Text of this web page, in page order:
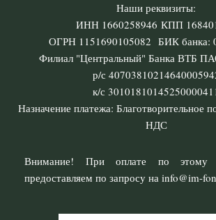
Наши реквизиты:
ИНН 1660258946 КПП
ОГРН 1151690105082 БИК банка:
Филиал "Центральный" Банка ВТБ
р/с
к/с
Назначение платежа: Благотворительное
НДС
Внимание! При оплате по этому
предоставляем по запросу на info@im-